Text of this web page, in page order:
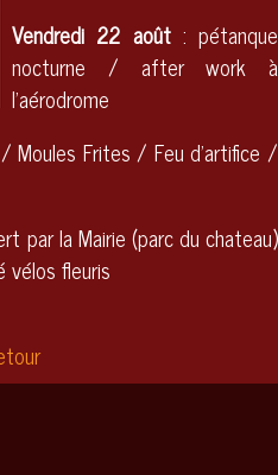
Vendredi 22 août: pétanque
nocturne / after work à
l'aérodrome
Moules Frites / Feu d'artifice /
par la Mairie (parc du chateau)
fleuris